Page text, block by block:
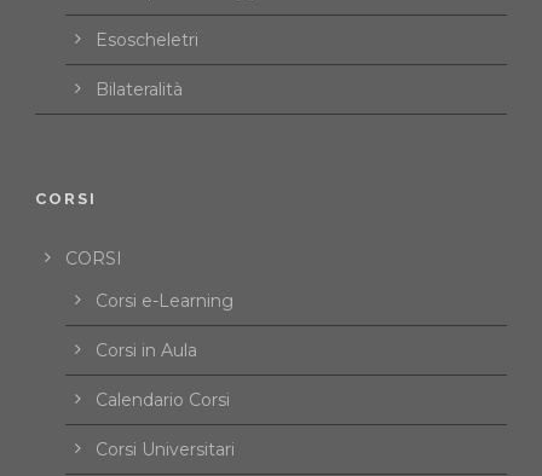
Esoscheletri
Bilateralità
CORSI
CORSI
Corsi e-Learning
Corsi in Aula
Calendario Corsi
Corsi Universitari